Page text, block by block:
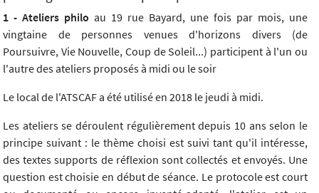
1 - Ateliers philo au 19 rue Bayard, une fois par mois, une
vingtaine de personnes venues d'horizons divers (de
Poursuivre, Vie Nouvelle, Coup de Soleil...) participent à l'un ou
l'autre des ateliers proposés à midi ou le soir
Le local de l'ATSCAF a été utilisé en 2018 le jeudi à midi.
Les ateliers se déroulent régulièrement depuis 10 ans selon le
principe suivant : le thème choisi est suivi tant qu'il intéresse,
des textes supports de réflexion sont collectés et envoyés. Une
question est choisie en début de séance. Le protocole est court